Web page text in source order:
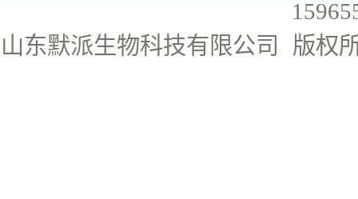
山东默派生物科技有限公司
版权